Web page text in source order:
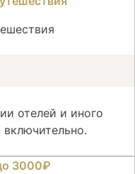
отелей и иного